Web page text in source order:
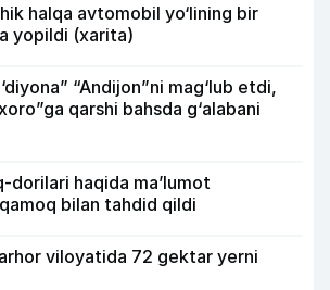
halqa avtomobil yo‘lining bir
yopildi (xarita)
“Andijon”ni mag‘lub etdi,
qarshi bahsda g‘alabani
dorilari haqida ma’lumot
bilan tahdid qildi
viloyatida 72 gektar yerni